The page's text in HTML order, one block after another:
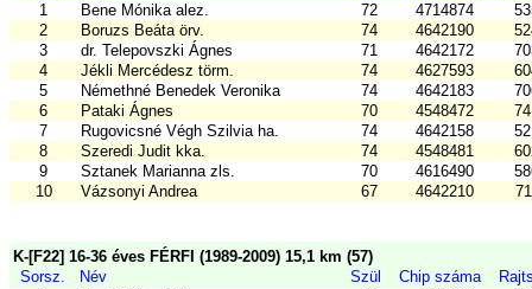
1
Bene Mónika alez. 72 4714874
2
Boruzs Beáta örv. 74 4642190
3
dr. Telepovszki Ágnes 71 4642172
4
Jékli Mercédesz törm. 74 4627593
5
Némethné Benedek Veronika 74 4642183
6
Pataki Ágnes 70 4548472
7
Rugovicsné Végh Szilvia ha. 74 4642158
8
Szeredi Judit kka. 74 4548481
9
Sztanek Marianna zls. 70 4616490
10
Vázsonyi Andrea 67 4642210
K-[F22] 16-36 éves FÉRFI (1989-2009) 15,1 km (57)
Sorsz.
Név Szül Chip száma